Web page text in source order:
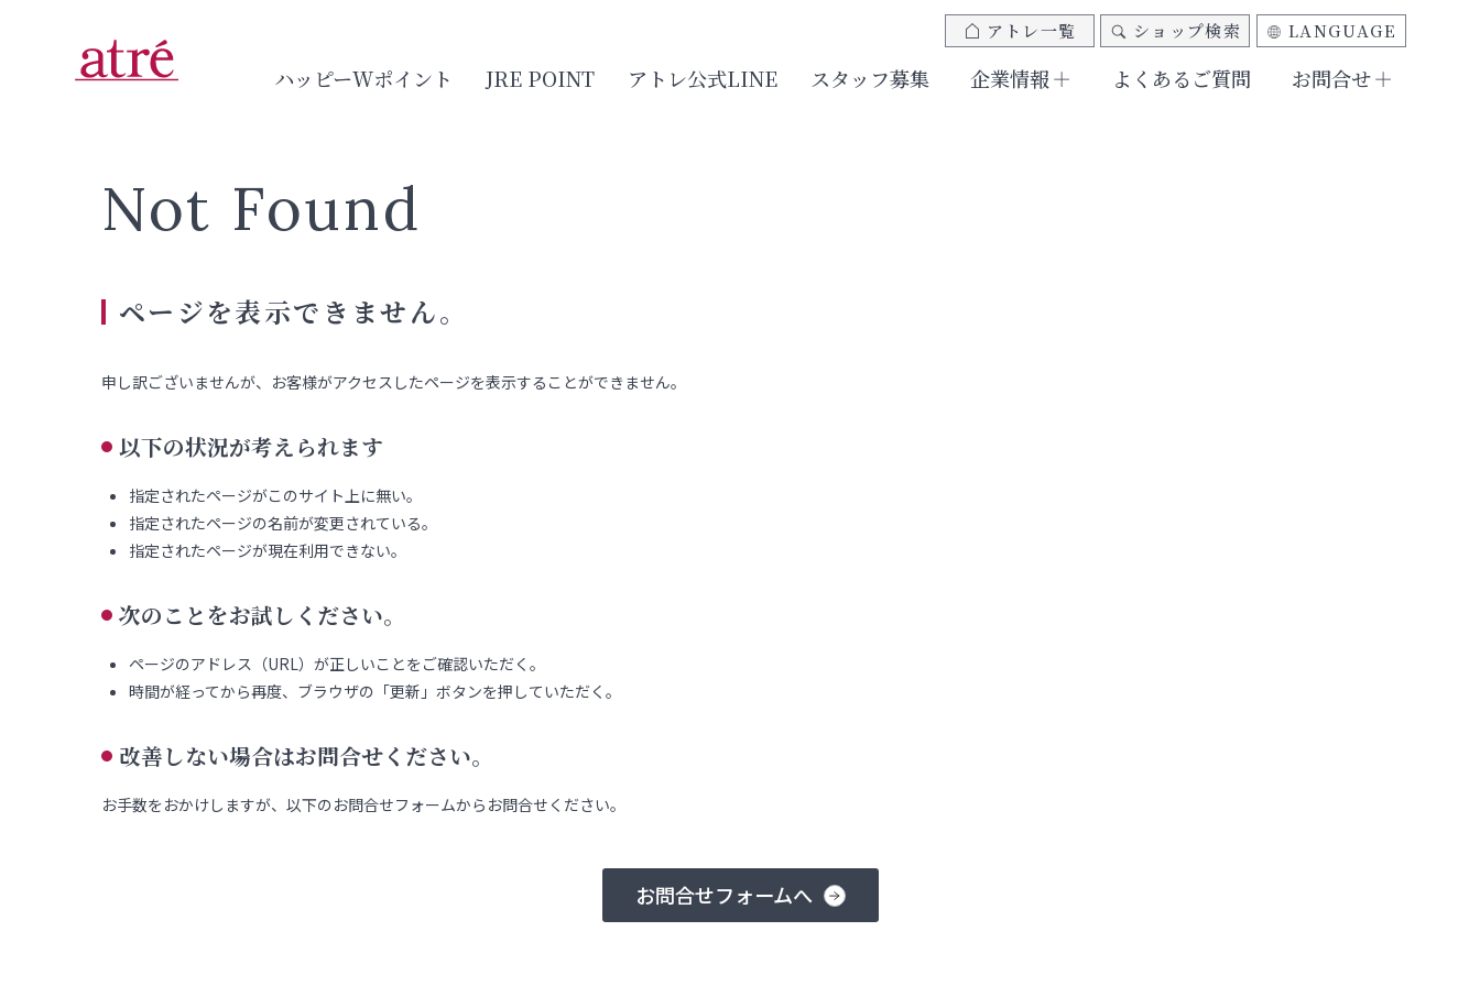
ハッピーWポイント JRE POINT アトレ公式LINE スタッフ募集 企業情報 よくあるご質問 お問合せ
アトレ一覧 ショップ検索 LANGUAGE
Not Found
ページを表示できません。
申し訳ございませんが、お客様がアクセスしたページを表示することができません。
以下の状況が考えられます
指定されたページがこのサイト上に無い。
指定されたページの名前が変更されている。
指定されたページが現在利用できない。
次のことをお試しください。
ページのアドレス（URL）が正しいことをご確認いただく。
時間が経ってから再度、ブラウザの「更新」ボタンを押していただく。
改善しない場合はお問合せください。
お手数をおかけしますが、以下のお問合せフォームからお問合せください。
お問合せフォームへ